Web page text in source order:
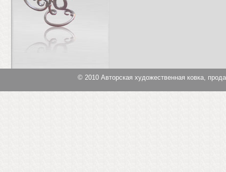
© 2010Авторская художественная ковка,